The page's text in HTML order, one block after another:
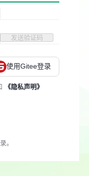
发送验证码
使用Gitee登录
《隐私声明》
。